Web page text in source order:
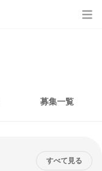
募集一覧
すべて見る